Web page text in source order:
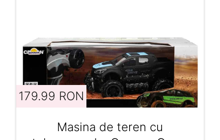
179.99 RON
Masina de teren cu